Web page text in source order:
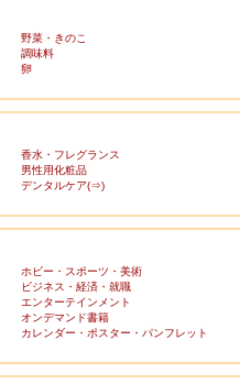
野菜・きのこ
調味料
卵
香水・フレグランス
男性用化粧品
デンタルケア(⇒)
ホビー・スポーツ・美術
ビジネス・経済・就職
エンターテインメント
オンデマンド書籍
カレンダー・ポスター・パンフレット